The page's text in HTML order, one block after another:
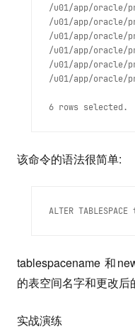
/u01/app/oracle/
/u01/app/oracle/
/u01/app/oracle/
/u01/app/oracle/
/u01/app/oracle/
该命令的语法很简单:
tablespacename 和
的表空间名字和更改后
实战演练